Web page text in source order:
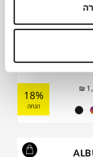
₪
18%
הנחה